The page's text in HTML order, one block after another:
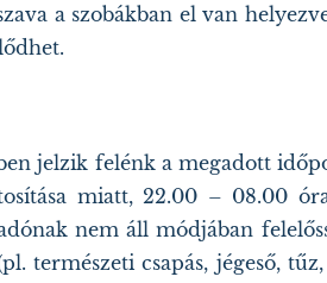
a szobákban el van
jelzik felénk a megadott
miatt, 22.00 – 08.00
nem áll módjában
természeti csapás, jégeső,